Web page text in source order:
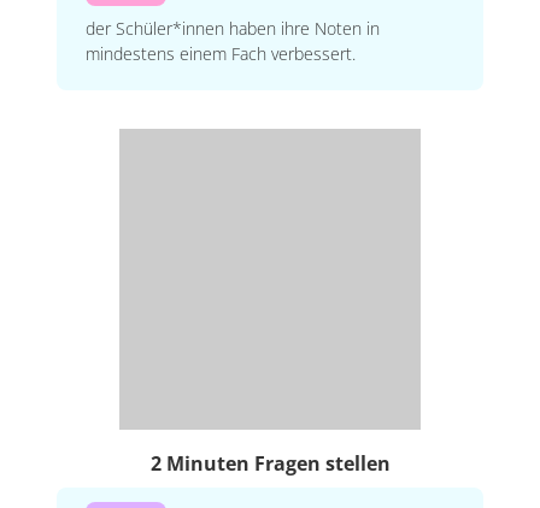
der Schüler*innen haben ihre Noten in
mindestens einem Fach verbessert.
2 Minuten Fragen stellen